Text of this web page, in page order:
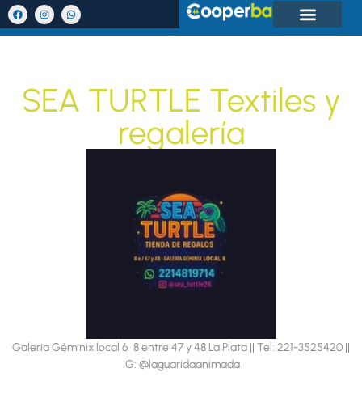
SEA TURTLE Textiles y
regalería
Galeria Géminix local 6 8 entre 47 y 48 La Plata || Tel: 221-3525420 ||
IG: @laguaridaanimada